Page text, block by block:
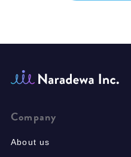
Company
About us